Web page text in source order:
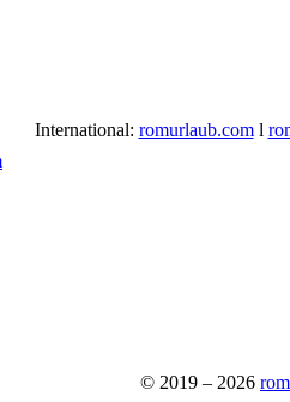
International: romurlaub.coml
© 2019 – 2026